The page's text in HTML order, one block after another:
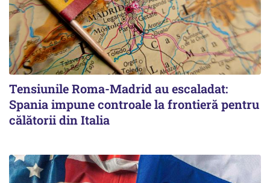
Tensiunile Roma-Madrid au escaladat:
Spania impune controale la frontieră pentru
călătorii din Italia